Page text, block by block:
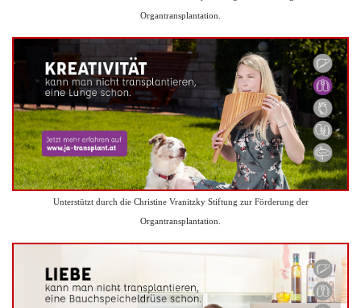
Organtransplantation.
Unterstützt durch die Christine Vranitzky Stiftung zur Förderung der
Organtransplantation.